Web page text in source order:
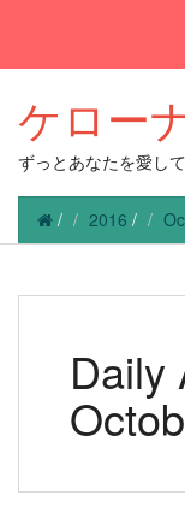
ケロー
ずっとあなたを愛し
/ 2016 /
Daily